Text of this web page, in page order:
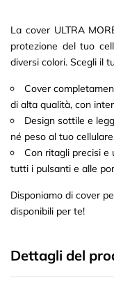
La cover ULTRA
protezione del tuo
diversi colori. Scegli il
Cover
di alta qualità, con
Design sottile e
né peso al tuo
Con ritagli precisi
tutti i pulsanti e alle
Disponiamo di cover
disponibili per te!
Dettagli del